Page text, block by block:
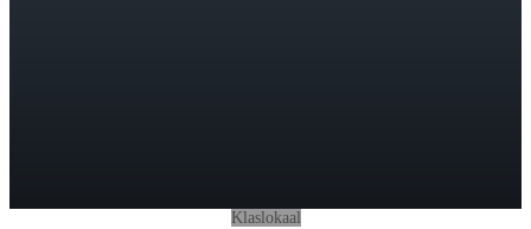
Klaslokaal